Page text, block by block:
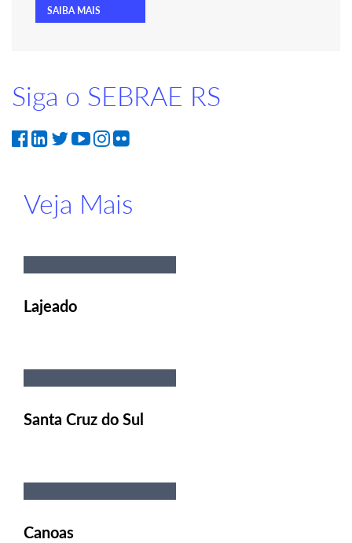
SAIBA MAIS
Siga o SEBRAE RS
Veja Mais
Lajeado
Santa Cruz do Sul
Canoas